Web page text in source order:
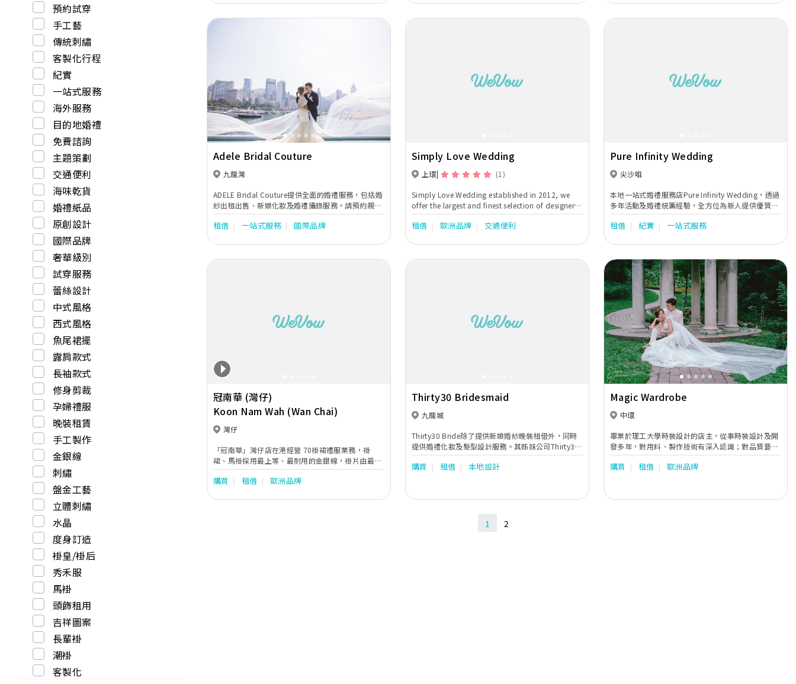
預約試穿
手工藝
傳統刺繡
客製化行程
紀實
一站式服務
海外服務
目的地婚禮
免費諮詢
主題策劃
交通便利
海味乾貨
婚禮紙品
原創設計
國際品牌
奢華級別
試穿服務
蕾絲設計
中式風格
西式風格
魚尾裙擺
露肩款式
長袖款式
修身剪裁
孕婦禮服
晚裝租賃
手工製作
金銀線
刺繡
盤金工藝
立體刺繡
水晶
度身訂造
褂皇/褂后
秀禾服
馬褂
頭飾租用
吉祥圖案
長輩褂
潮褂
客製化
Previous
Adele Bridal Couture
九龍灣
ADELE Bridal Couture提供全面的婚禮服務，包括婚
紗出租出售、新娘化妝及婚禮攝錄服務。請預約親臨
本店，讓我們爲你提供專業的建議。
租借 一站式服務 國際品牌
Simply Love Wedding
上環 (1)
Simply Love Wedding established in 2012, we
offer the largest and finest selection of designer
bridal gowns including exquisite silk, delicate
European laces, beautiful embroidery, and fine
perfect for the elegant evening affair, the
romantic garden party, or the whimsical beach
租借 歐洲品牌 交通便利
Pure Infinity Wedding
尖沙咀
本地一站式婚禮服務店Pure Infinity Wedding，透過
多年活動及婚禮統籌經驗，全方位為新人提供優質和
貼心的一站式婚嫁服務，包括婚紗禮服租賃、婚紗攝
影、婚禮當日攝錄影、新娘化妝造型設計、過大禮、
致力制訂個人化、優質而高性價比的完美婚禮，為每
對新人送上純粹真摯的祝福。
租借 紀實 一站式服務
冠南華 (灣仔)
Koon Nam Wah (Wan Chai)
灣仔
「冠南華」灣仔店在港經營 70褂裙禮服業務，褂
裙、馬褂採用最上等、最耐用的金銀線，褂片由最箸
名的蘇杭師傳人手刺繡，在香港設裁剪及縫製部門，
具備豐富縫製褂裙經驗，剪裁及加工全程香港製造。
福) 、五福、褂后(大五福)、(褂皇)密地、純花褂、孔
購買 租借 歐洲品牌
Thirty30 Bridesmaid
九龍城
Thirty30 Bride除了提供新娘婚紗晚裝租借外，同時
提供婚禮化妝及髮型設計服務。其姊妹公司Thirty30
Bridesmaid更提供度身訂製姊妹裙，有多種款式及
剪裁設計選擇，不論是一字領、吊帶、荷葉邊、蕾絲
夠輕鬆拼出想要顏色。除了雪紡和雪紡質料外，
體，姊妹們都可以一樣美美的出場。
購買 租借 本地設計
Previous Next
Magic Wardrobe
中環
畢業於理工大學時裝設計的店主，從事時裝設計及開
發多年，對用料、製作技術有深入認識；對品質要求
十分嚴格；對美的追求，更是一絲不苟。以新娘的個
性美為依歸，揉合仙子女神的飄逸浪漫感覺，設計出
飾，預演大日子的甜蜜。
購買 租借 歐洲品牌
1 2